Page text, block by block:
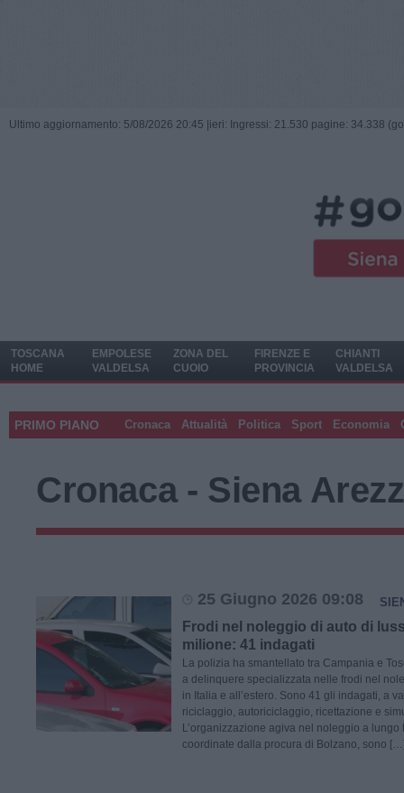
Ultimo aggiornamento: 5/08/2026 20:45 | ieri: Ingressi: 21.530 pagine: 34.338
TOSCANA
HOME
EMPOLESE
VALDELSA
ZONA DEL
CUOIO
FIRENZE E
PROVINCIA
CHIANTI
VALDELSA
PRIMO PIANO Cronaca Attualità Politica Sport Economia
Cronaca - Siena
25 Giugno 2026 09:08
Frodi nel noleggio di auto di
milione: 41 indagati
La polizia ha smantellato tra Campania e
a delinquere specializzata nelle frodi nel
in Italia e all’estero. Sono 41 gli indagati, a
riciclaggio, autoriciclaggio, ricettazione e
L’organizzazione agiva nel noleggio a
coordinate dalla procura di Bolzano, sono